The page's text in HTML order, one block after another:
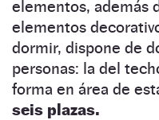
elementos, además
elementos
dormir, dispone de
personas: la del
forma en área de
seis plazas.